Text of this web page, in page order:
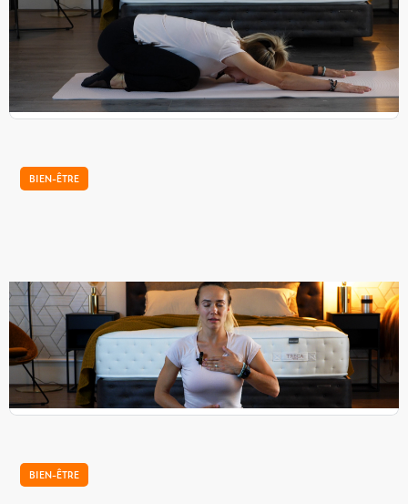
Notre tutoriel d'étirements pour bien dormir
Nikol, coach sportive, vous prodigue quelques notions de
yoga à faire avant le coucher pour bien dormir. Ce sont des
postures douces, adaptées à tous.
BIEN-ÊTRE
Notre tutoriel de relaxation pour bien dormir
Nikol, coach sportive, vous propose quelques techniques
de respiration à faire avant le coucher pour bien dormir. Ce
sont des exercices simples, adaptées à tous.
...
BIEN-ÊTRE